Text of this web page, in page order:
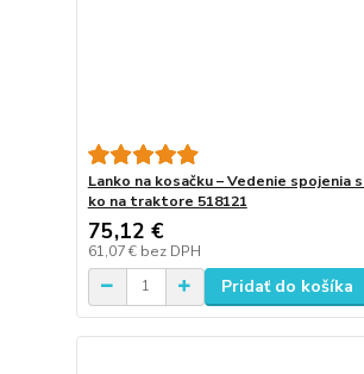
Lanko na kosačku – Vedenie spojenia
ko na traktore 518121
75,12 €
61,07 € bez DPH
Pridať do košíka